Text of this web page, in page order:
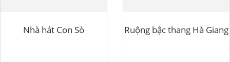
Nhà hát Con Sò Ruộng bậc thang Hà Giang